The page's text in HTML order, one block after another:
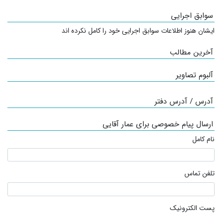
سوابق اجرایی
ایشان هنوز اطلاعات سوابق اجرایی خود را کامل نکرده اند
آخرین مطالب
آلبوم تصاویر
آدرس / آدرس دفتر
ارسال پیام خصوصی برای عمار آقایی
نام کامل
تلفن تماس
پست الکترونیک